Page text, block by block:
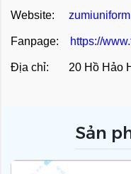
Website:
Fanpage: https://
Địa chỉ: 20 Hồ Hảo
Sản